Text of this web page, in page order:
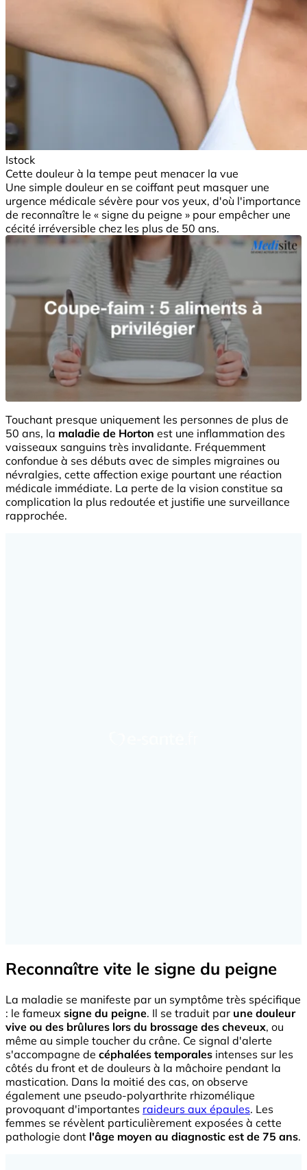
Istock
Cette douleur à la tempe peut menacer la vue
Une simple douleur en se coiffant peut masquer une
urgence médicale sévère pour vos yeux, d'où l'importance
de reconnaître le « signe du peigne » pour empêcher une
cécité irréversible chez les plus de 50 ans.
Touchant presque uniquement les personnes de plus de
50 ans, la maladie de Horton est une inflammation des
vaisseaux sanguins très invalidante. Fréquemment
confondue à ses débuts avec de simples migraines ou
névralgies, cette affection exige pourtant une réaction
médicale immédiate. La perte de la vision constitue sa
complication la plus redoutée et justifie une surveillance
rapprochée.
Reconnaître vite le signe du peigne
La maladie se manifeste par un symptôme très spécifique
: le fameux signe du peigne. Il se traduit par une douleur
vive ou des brûlures lors du brossage des cheveux, ou
même au simple toucher du crâne. Ce signal d'alerte
s'accompagne de céphalées temporales intenses sur les
côtés du front et de douleurs à la mâchoire pendant la
mastication. Dans la moitié des cas, on observe
également une pseudo-polyarthrite rhizomélique
provoquant d'importantes raideurs aux épaules. Les
femmes se révèlent particulièrement exposées à cette
pathologie dont l'âge moyen au diagnostic est de 75 ans.